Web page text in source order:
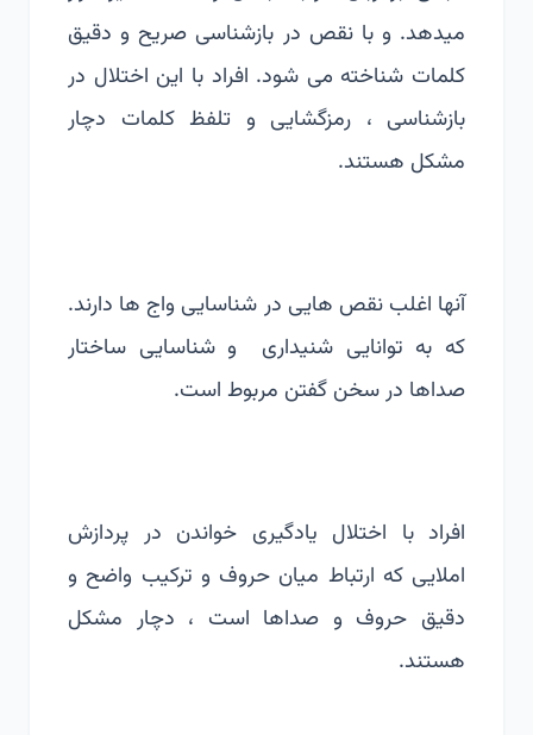
میدهد. و با نقص در بازشناسی صریح و دقیق
کلمات شناخته می شود. افراد با این اختلال در
بازشناسی ، رمزگشایی و تلفظ کلمات دچار
مشکل هستند.
آنها اغلب نقص هایی در شناسایی واج ها دارند.
که به توانایی شنیداری و شناسایی ساختار
صداها در سخن گفتن مربوط است.
افراد با اختلال یادگیری خواندن در پردازش
املایی که ارتباط میان حروف و ترکیب واضح و
دقیق حروف و صداها است ، دچار مشکل
هستند.